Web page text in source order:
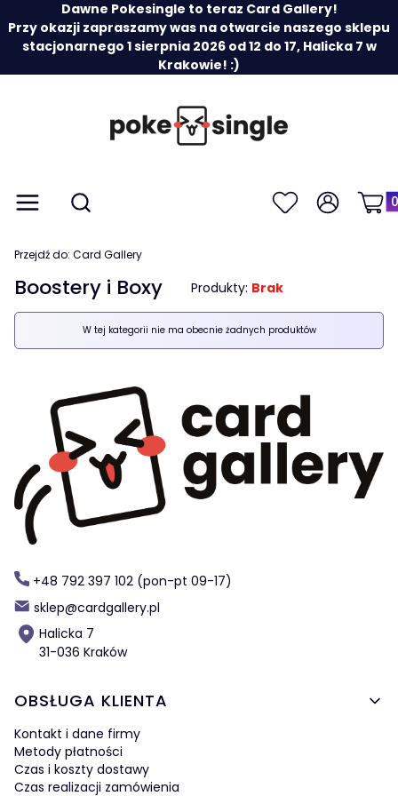
Dawne Pokesingle to teraz Card Gallery!
Przy okazji zapraszamy was na otwarcie naszego sklepu
stacjonarnego 1 sierpnia 2026 od 12 do 17, Halicka 7 w
Krakowie! :)
Menu Otwórz wyszukiwarkę
Szukaj UlubioneZaloguj się
Przejdź do: Card Gallery
Boostery i Boxy Produkty: Brak
Lista produktów
W tej kategorii nie ma obecnie żadnych produktów
+48 792 397 102 (pon-pt 09-17)
sklep@cardgallery.pl
Halicka 7
31-036 Kraków
Linki w stopce
OBSŁUGA KLIENTA
Kontakt i dane firmy
Metody płatności
Czas i koszty dostawy
Czas realizacji zamówienia